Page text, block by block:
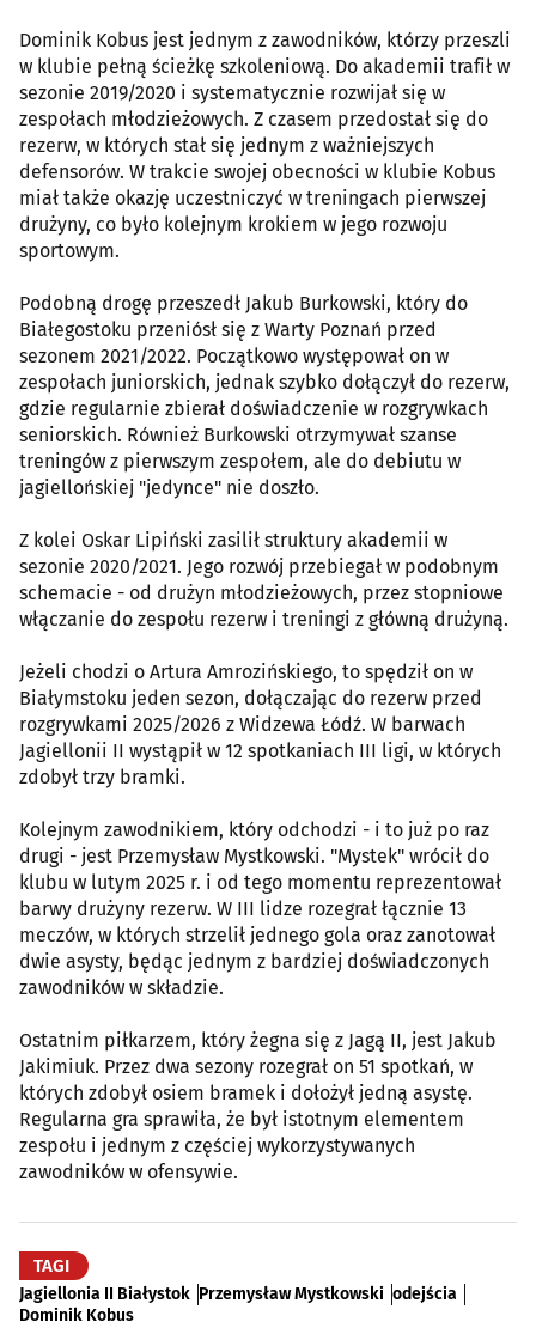
Dominik Kobus jest jednym z zawodników, którzy przeszli
w klubie pełną ścieżkę szkoleniową. Do akademii trafił w
sezonie 2019/2020 i systematycznie rozwijał się w
zespołach młodzieżowych. Z czasem przedostał się do
rezerw, w których stał się jednym z ważniejszych
defensorów. W trakcie swojej obecności w klubie Kobus
miał także okazję uczestniczyć w treningach pierwszej
drużyny, co było kolejnym krokiem w jego rozwoju
sportowym.
Podobną drogę przeszedł Jakub Burkowski, który do
Białegostoku przeniósł się z Warty Poznań przed
sezonem 2021/2022. Początkowo występował on w
zespołach juniorskich, jednak szybko dołączył do rezerw,
gdzie regularnie zbierał doświadczenie w rozgrywkach
seniorskich. Również Burkowski otrzymywał szanse
treningów z pierwszym zespołem, ale do debiutu w
jagiellońskiej "jedynce" nie doszło.
Z kolei Oskar Lipiński zasilił struktury akademii w
sezonie 2020/2021. Jego rozwój przebiegał w podobnym
schemacie - od drużyn młodzieżowych, przez stopniowe
włączanie do zespołu rezerw i treningi z główną drużyną.
Jeżeli chodzi o Artura Amrozińskiego, to spędził on w
Białymstoku jeden sezon, dołączając do rezerw przed
rozgrywkami 2025/2026 z Widzewa Łódź. W barwach
Jagiellonii II wystąpił w 12 spotkaniach III ligi, w których
zdobył trzy bramki.
Kolejnym zawodnikiem, który odchodzi - i to już po raz
drugi - jest Przemysław Mystkowski. "Mystek" wrócił do
klubu w lutym 2025 r. i od tego momentu reprezentował
barwy drużyny rezerw. W III lidze rozegrał łącznie 13
meczów, w których strzelił jednego gola oraz zanotował
dwie asysty, będąc jednym z bardziej doświadczonych
zawodników w składzie.
Ostatnim piłkarzem, który żegna się z Jagą II, jest Jakub
Jakimiuk. Przez dwa sezony rozegrał on 51 spotkań, w
których zdobył osiem bramek i dołożył jedną asystę.
Regularna gra sprawiła, że był istotnym elementem
zespołu i jednym z częściej wykorzystywanych
zawodników w ofensywie.
TAGI
Jagiellonia II Białystok Przemysław Mystkowski odejścia
Dominik Kobus